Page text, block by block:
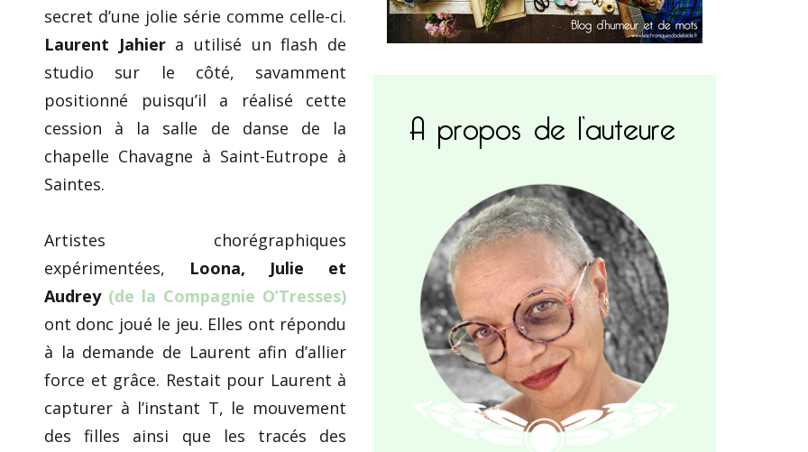
secret d’une jolie série comme celle-ci.
Laurent Jahiera utilisé un flash de
studio sur le côté, savamment
positionné puisqu’il a réalisé cette
cession à la salle de danse de la
chapelle Chavagne à Saint-Eutrope à
Saintes.
Artistes chorégraphiques
expérimentées, Loona, Julie et
Audrey (de la Compagnie O’Tresses)
ont donc joué le jeu. Elles ont répondu
à la demande de Laurent afin d’allier
force et grâce. Restait pour Laurent à
capturer à l’instant T, le mouvement
des filles ainsi que les tracés des
A propos de l’auteure